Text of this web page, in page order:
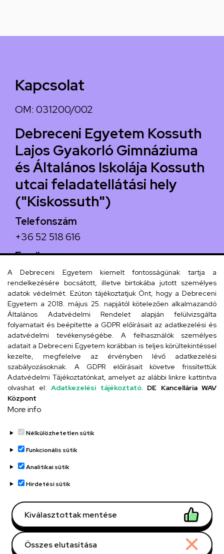
Kapcsolat
OM: 031200/002
Debreceni Egyetem Kossuth
Lajos Gyakorló Gimnáziuma
és Általános Iskolája Kossuth
utcai feladatellátási hely
("Kiskossuth")
Telefonszám
+36 52 518 616
Email
iskola@kossuth-alt.unideb.hu
Cím
4024 Debrecen, Kossuth utca 33.
Szervezeti telefonkönyv
UD telefonkönyv
Adatvédelem
Adatvédelem
Régi oldal
Technikai információk
A Debreceni Egyetem kiemelt fontosságúnak tartja a
rendelkezésére bocsátott, illetve birtokába jutott személyes
adatok védelmét. Ezúton tájékoztatjuk Önt, hogy a Debreceni
Egyetem a 2018. május 25. napjától kötelezően alkalmazandó
Általános Adatvédelmi Rendelet alapján felülvizsgálta
folyamatait és beépítette a GDPR előírásait az adatkezelési és
adatvédelmi tevékenységébe. A felhasználók személyes
adatait a Debreceni Egyetem korábban is teljes körültekintéssel
kezelte, megfelelve az érvényben lévő adatkezelési
szabályozásoknak. A GDPR előírásait követve frissítettük
Adatvédelmi Tájékoztatónkat, amelyet az alábbi linkre kattintva
olvashat el: Adatkezelési tájékoztató. DE Kancellária WAV
Központ
More info
Nélkülözhetetlen sütik
Funkcionális sütik
Analitikai sütik
Hirdetési sütik
Kiválasztottak mentése
Összes elutasítása